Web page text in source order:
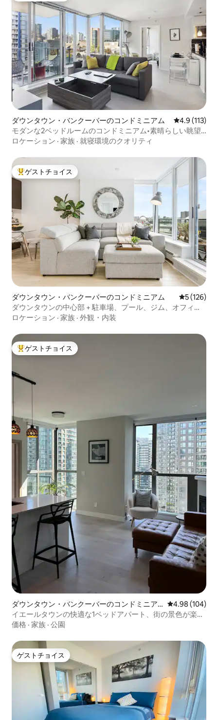
ダウンタウン・バンクーバーのコンドミニアム レビュー113
4.9 (113)
モダンな2ベッドルームのコンドミニアム•素晴らしい眺望•
プール＆ジャグジー
ロケーション · 家族 · 就寝環境のクオリティ
大好評のゲストチョイスです。
ゲストチョイス
ダウンタウン・バンクーバーのコンドミニアム レビュー
5 (126)
ダウンタウンの中心部 + 駐車場、プール、ジム、オフィ
ス、エアコン
ロケーション · 家族 · 外観・内装
大好評のゲストチョイスです。
ゲストチョイス
ダウンタウン・バンクーバーのコンドミニア
ム
レビュー104
4.98 (104)
イエールタウンの快適な1ベッドアパート、街の景色が楽し
めます
価格 · 家族 · 公園
ゲストチョイス
ゲストチョイス